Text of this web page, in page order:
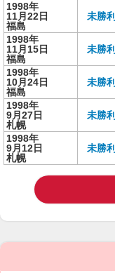
1998年
11月22日
福島
未勝利
1998年
11月15日
福島
未勝利
1998年
10月24日
福島
未勝利
1998年
9月27日
札幌
未勝利
1998年
9月12日
札幌
未勝利